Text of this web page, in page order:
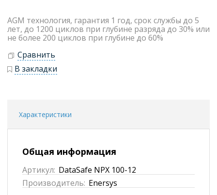
AGM технология, гарантия 1 год, срок службы до 5
лет, до 1200 циклов при глубине разряда до 30% или
не более 200 циклов при глубине до 60%
Сравнить
В закладки
Характеристики
Общая информация
Артикул: DataSafe NPX 100-12
Производитель: Enersys